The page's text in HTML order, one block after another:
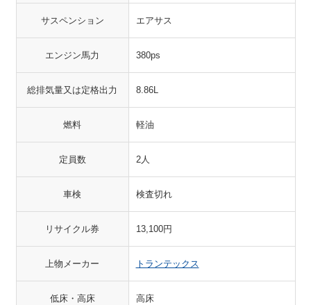
サスペンション エアサス
エンジン馬力 380ps
総排気量又は定格出力 8.86L
燃料 軽油
定員数 2人
車検 検査切れ
リサイクル券 13,100円
上物メーカー トランテックス
低床・高床 高床